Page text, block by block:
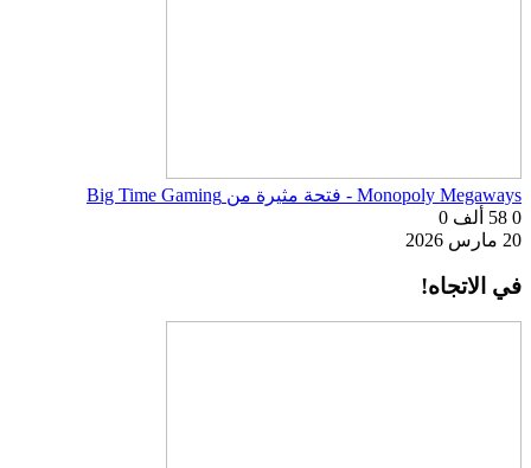
Monopoly Megaways - فتحة مثيرة من Big Time Gaming
0 58 ألف
0
20 مارس 2026
في الاتجاه!